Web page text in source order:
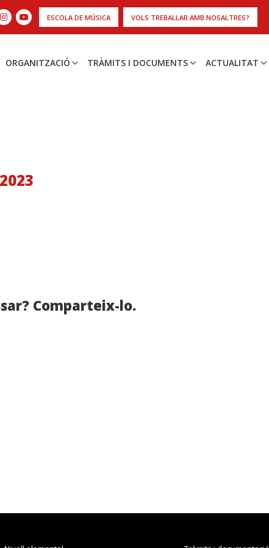
ESCOLA DE MÚSICA VOLS TREBALLAR AMB NOSALTRES?
ORGANITZACIÓ TRÀMITS I DOCUMENTS ACTUALITAT
Comparteix-lo.